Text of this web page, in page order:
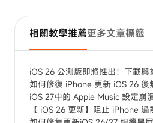
相關教學推薦更多文章標籤
iOS 26 公測版即將推出！下載與
如何修復 iPhone 更新 iOS 26 後
iOS 27中的 Apple Music 設定崩
【 iOS 26 更新】阻止 iPhone